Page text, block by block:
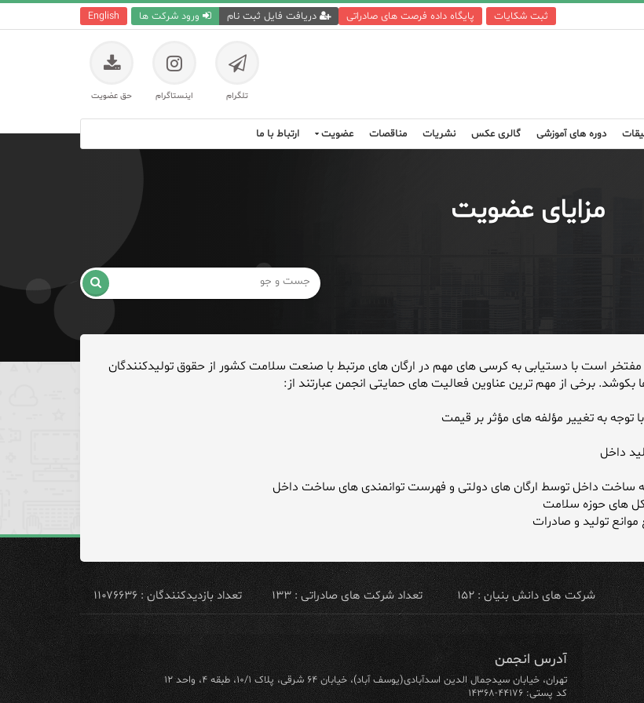
English ورود شرکت ها دریافت فایل ثبت نام پایگاه داده فرصت های صادراتی ثبت شکایات
تلگرام اینستاگرام حق عضویت
دوره های آموزشی گالری عکس نشریات مناقصات عضویت ارتباط با ما
مزایای عضویت

است با دستیابی به کرسی های مهم در ارگان های مرتبط با صنعت سلامت کشور از حقوق تولیدکنندگان
برخی از مهم ترین عناوین فعالیت های حمایتی انجمن عبارتند از:
شرکت های دانش بنیان : ۱۵۲ تعداد شرکت های صادراتی : ۱۳۳ تعداد بازدیدکنندگان : ۱۱۰۷۶۶۳۶
آدرس انجمن
تهران، خیابان سیدجمال الدین اسدآبادی(یوسف آباد)، خیابان ۶۴ شرقی، پلاک ۱۰/۱، طبقه ۴، واحد ۱۲
کد پستی: ۴۴۱۷۶-۱۴۳۶۸